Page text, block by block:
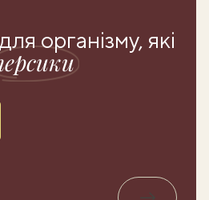
організму, які